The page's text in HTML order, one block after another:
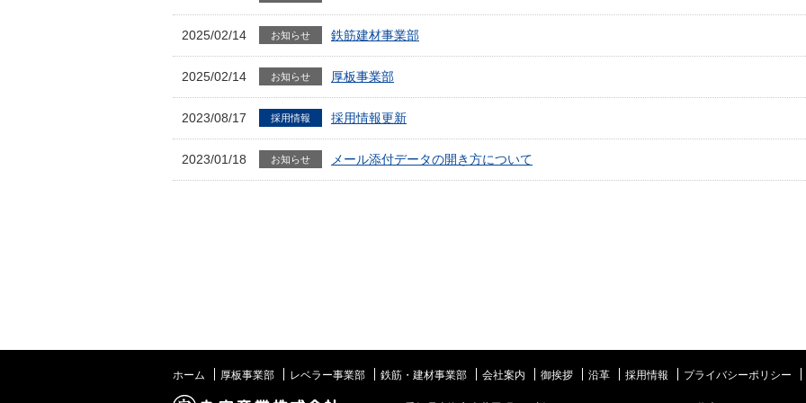
2025/02/14 お知らせ 鉄筋建材事業部
2025/02/14 お知らせ 厚板事業部
2023/08/17 採用情報 採用情報更新
2023/01/18 お知らせ メール添付データの開き方について
ホーム 厚板事業部 レベラー事業部 鉄筋・建材事業部 会社案内 御挨拶 沿革 採用情報 プライバシーポリシー